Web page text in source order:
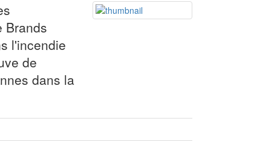
Brands
l'incendie
de
dans la